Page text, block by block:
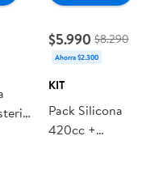
$5.990 $8.290
Ahorra $2.300
KIT
Pack Silicona
420cc +